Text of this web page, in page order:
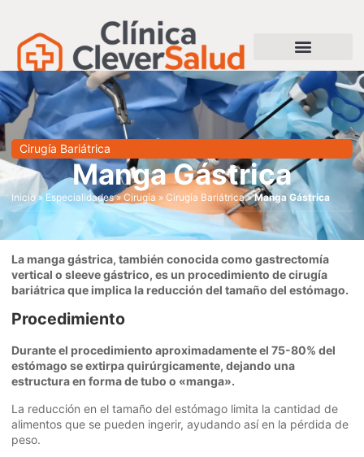
Cirugía Bariátrica
Manga Gástrica
Inicio»Especialidades»Cirugía » Cirugía Bariátrica»Manga Gástrica
La manga gástrica, también conocida como gastrectomía
vertical o sleeve gástrico, es un procedimiento de cirugía
bariátrica que implica la reducción del tamaño del estómago.
Procedimiento
Durante el procedimiento aproximadamente el 75-80% del
estómago se extirpa quirúrgicamente, dejando una
estructura en forma de tubo o «manga».
La reducción en el tamaño del estómago limita la cantidad de
alimentos que se pueden ingerir, ayudando así en la pérdida de
peso.